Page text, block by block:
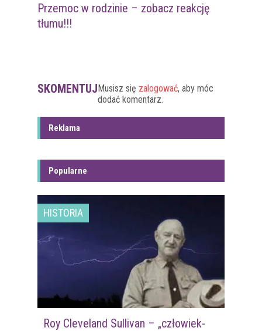
Przemoc w rodzinie – zobacz reakcję
tłumu!!!
SKOMENTUJMusisz się zalogować, aby móc
dodać komentarz.
Reklama
Popularne
HISTORIA
Roy Cleveland Sullivan – „człowiek-